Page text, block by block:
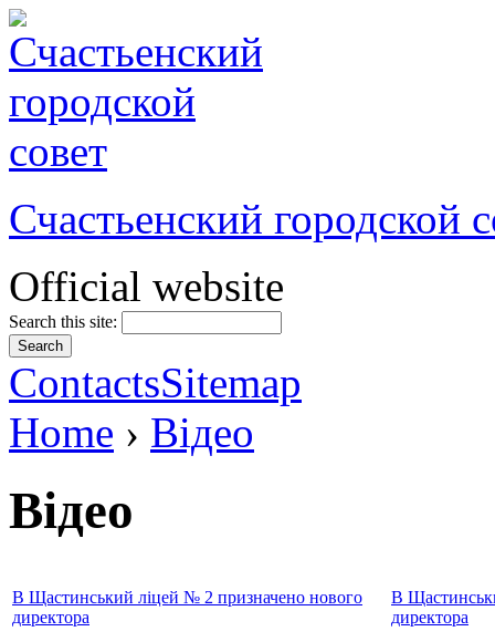
Счастьенский городской
Official website
Search this site:
ContactsSitemap
Home › Відео
Відео
В Щастинський ліцей № 2 призначено нового
директора
В
директора